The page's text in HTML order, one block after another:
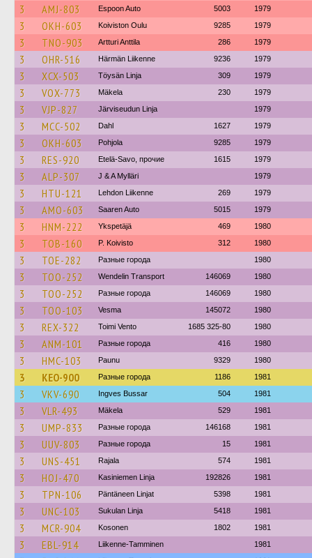
3 AMJ-803 Espoon Auto 5003 1979
3 OKH-603 Koiviston Oulu 9285 1979
3 TNO-903 Artturi Anttila 286 1979
3 OHR-516 Härmän Liikenne 9236 1979
3 XCX-503 Töysän Linja 309 1979
3 VOX-773 Mäkela 230 1979
3 VJP-827 Järviseudun Linja 1979
3 MCC-502 Dahl 1627 1979
3 OKH-603 Pohjola 9285 1979
3 RES-920 Etelä-Savo, прочие 1615 1979
3 ALP-307 J & A Mylläri 1979
3 HTU-121 Lehdon Liikenne 269 1979
3 AMO-603 Saaren Auto 5015 1979
3 HNM-222 Ykspetäjä 469 1980
3 TOB-160 P. Koivisto 312 1980
3 TOE-282 Разные города 1980
3 TOO-252 Wendelin Transport 146069 1980
3 TOO-252 Разные города 146069 1980
3 TOO-103 Vesma 145072 1980
3 REX-322 Toimi Vento 1685 325-80 1980
3 ANM-101 Разные города 416 1980
3 HMC-103 Paunu 9329 1980
3 KEO-900 Разные города 1186 1981
3 VKV-690 Ingves Bussar 504 1981
3 VLR-493 Mäkela 529 1981
3 UMP-833 Разные города 146168 1981
3 UUV-803 Разные города 15 1981
3 UNS-451 Rajala 574 1981
3 HOJ-470 Kasiniemen Linja 192826 1981
3 TPN-106 Päntäneen Linjat 5398 1981
3 UNC-103 Sukulan Linja 5418 1981
3 MCR-904 Kosonen 1802 1981
3 EBL-914 Liikenne-Tamminen 1981